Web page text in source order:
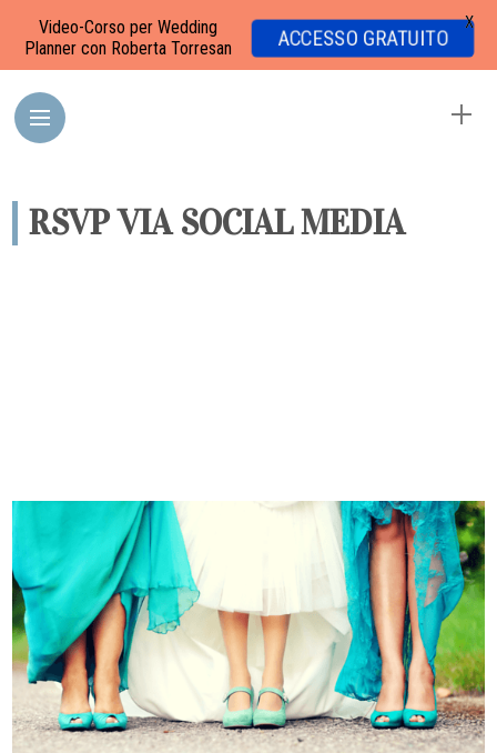
RSVP VIA SOCIAL MEDIA
Video-Corso per Wedding
Planner con Roberta Torresan
ACCESSO GRATUITO
X